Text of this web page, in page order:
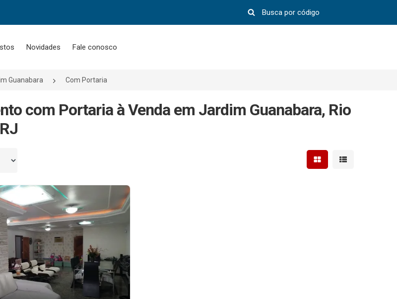
Novidades Fale conosco
Guanabara Com Portaria
com Portaria à Venda em Jardim Guanabara, Rio
Mostrar resultados em
Mostrar